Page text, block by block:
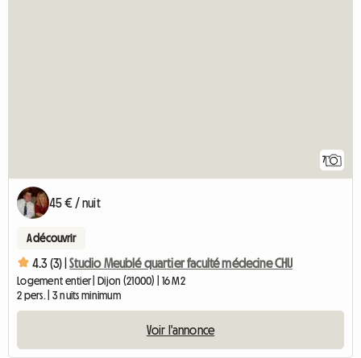
7
45 € / nuit
A découvrir
4.3 (3) | Studio Meublé quartier faculté médecine CHU
Logement entier | Dijon (21000) | 16 M2
2 pers. | 3 nuits minimum
Voir l'annonce